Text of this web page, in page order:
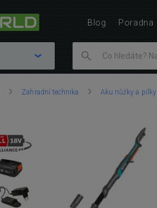
Zahradní technika Aku nůžky a pilky
Blog Poradna